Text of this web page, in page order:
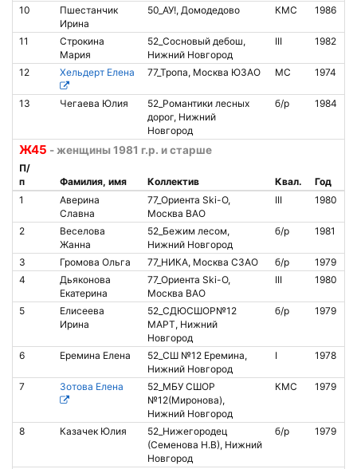
10
Пшестанчик
Ирина
50_АУ!, Домодедово КМС 1986
11
Строкина
Мария
52_Сосновый дебош,
Нижний Новгород
III 1982
12 Хельдерт Елена 77_Тропа, Москва ЮЗАО МС 1974
13 Чегаева Юлия
52_Романтики лесных
дорог, Нижний
Новгород
б/р 1984
Ж45 - женщины 1981 г.р. и старше
П/
п
Фамилия, имя Коллектив Квал. Год
1
Аверина
Славна
77_Ориента Ski-O,
Москва ВАО
III 1980
2
Веселова
Жанна
52_Бежим лесом,
Нижний Новгород
б/р 1981
3 Громова Ольга 77_НИКА, Москва СЗАО б/р 1979
4
Дьяконова
Екатерина
77_Ориента Ski-O,
Москва ВАО
III 1980
5
Елисеева
Ирина
52_СДЮСШОР№12
МАРТ, Нижний
Новгород
б/р 1979
6 Еремина Елена
52_СШ №12 Еремина,
Нижний Новгород
I 1978
7 Зотова Елена
52_МБУ СШОР
№12(Миронова),
Нижний Новгород
КМС 1979
8 Казачек Юлия
52_Нижегородец
(Семенова Н.В), Нижний
Новгород
б/р 1979